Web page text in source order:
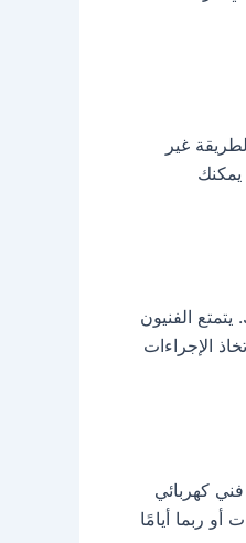
غير
الفنيون
الإجراءات
كهربائي
ربما أيامًا